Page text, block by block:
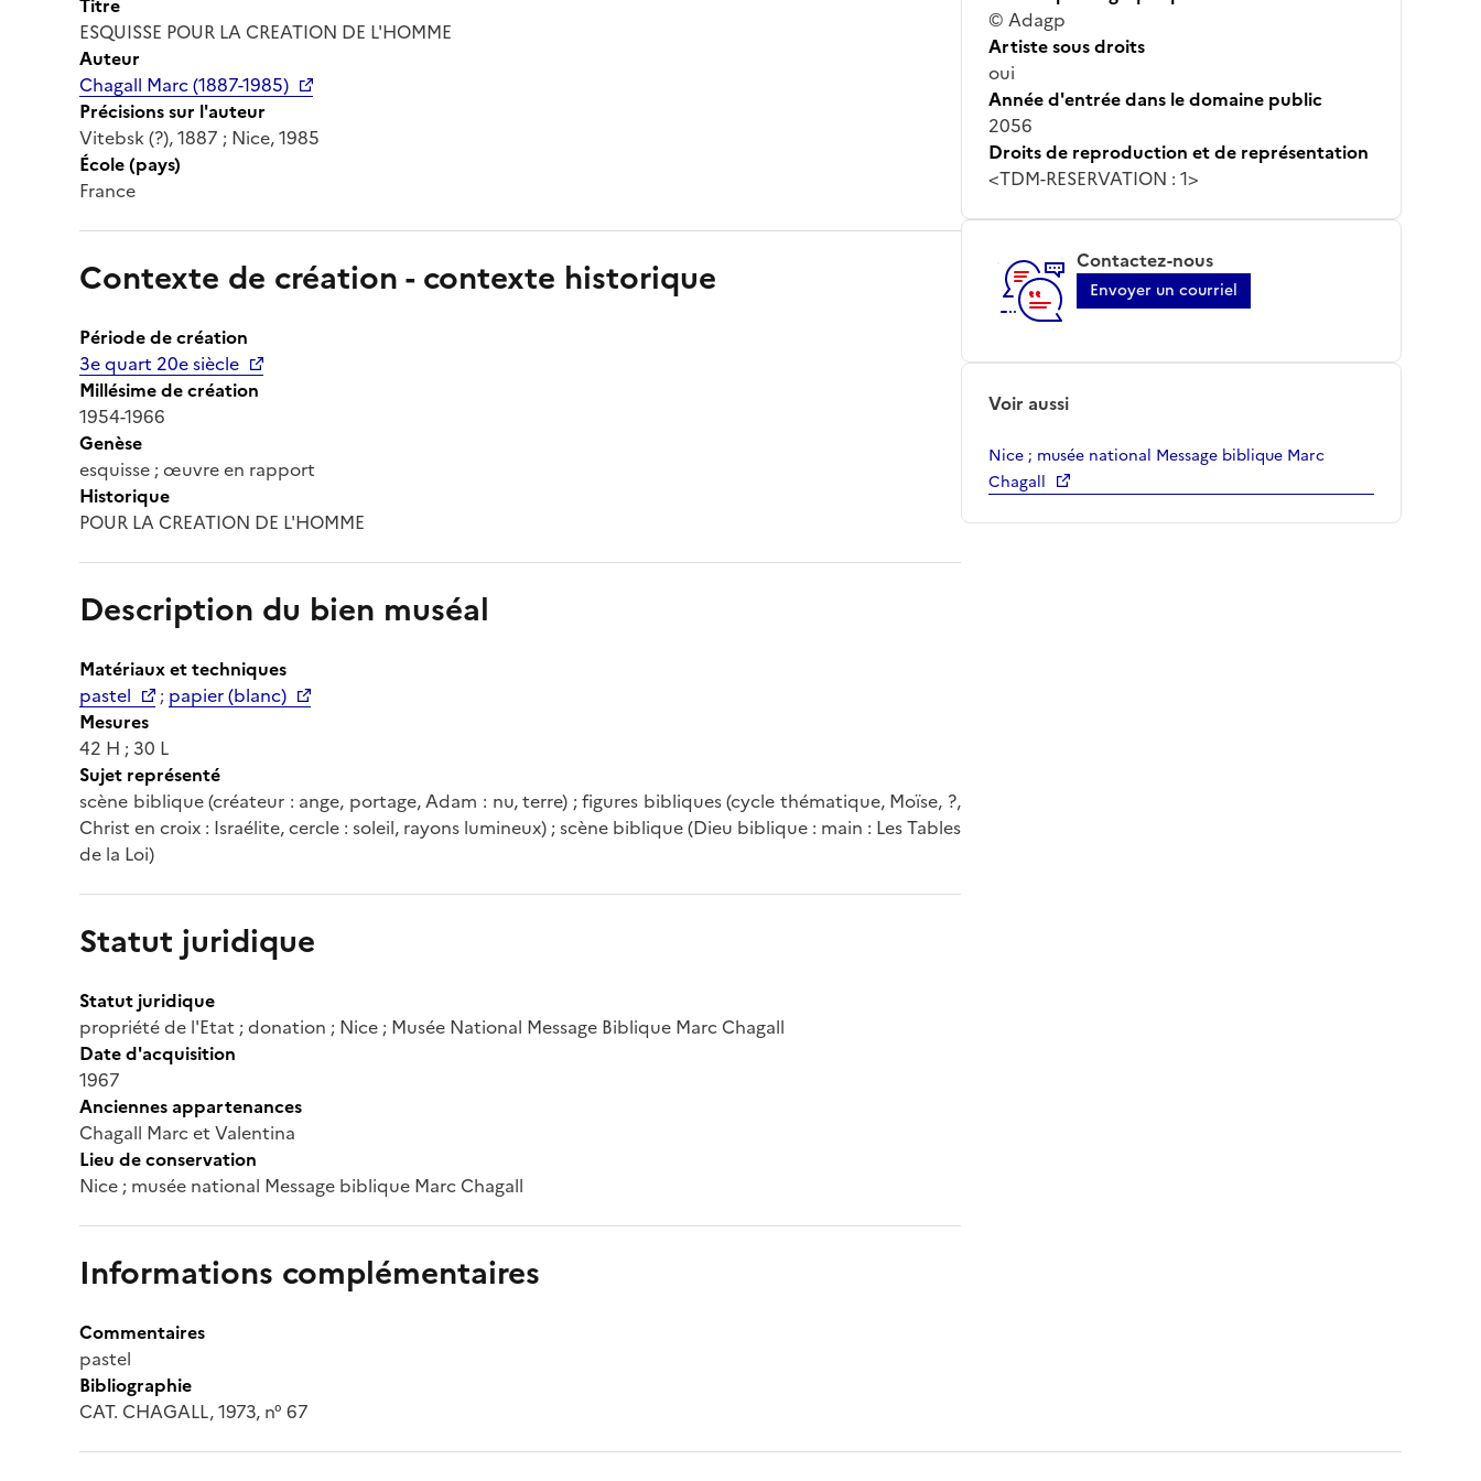
ESQUISSE POUR LA CREATION DE L'HOMME
Auteur
Chagall Marc (1887-1985)
Précisions sur l'auteur
Vitebsk (?), 1887 ; Nice, 1985
École (pays)
France
Contexte de création - contexte historique
Période de création
3e quart 20e siècle
Millésime de création
1954-1966
Genèse
esquisse ; œuvre en rapport
Historique
POUR LA CREATION DE L'HOMME
Description du bien muséal
Matériaux et techniques
pastel
; papier (blanc)
Mesures
42 H ; 30 L
Sujet représenté
scène biblique (créateur : ange, portage, Adam : nu, terre) ; figures bibliques (cycle thématique, Moïse, ?,
Christ en croix : Israélite, cercle : soleil, rayons lumineux) ; scène biblique (Dieu biblique : main : Les Tables
de la Loi)
Statut juridique
Statut juridique
propriété de l'Etat ; donation ; Nice ; Musée National Message Biblique Marc Chagall
Date d'acquisition
1967
Anciennes appartenances
Chagall Marc et Valentina
Lieu de conservation
Nice ; musée national Message biblique Marc Chagall
Informations complémentaires
Commentaires
pastel
Bibliographie
CAT. CHAGALL, 1973, n° 67
© Adagp
Artiste sous droits
oui
Année d'entrée dans le domaine public
2056
Droits de reproduction et de représentation
<TDM-RESERVATION : 1>
Contactez-nous
Envoyer un courriel
Voir aussi
Nice ; musée national Message biblique Marc
Chagall